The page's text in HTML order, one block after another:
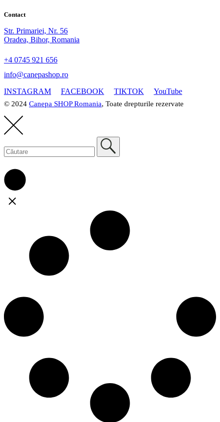
Contact
Str. Primariei, Nr. 56
Oradea, Bihor, Romania
+4 0745 921 656
info@canepashop.ro
INSTAGRAM
FACEBOOK TIKTOK YouTube
© 2024 Canepa SHOP Romania, Toate drepturile rezervate